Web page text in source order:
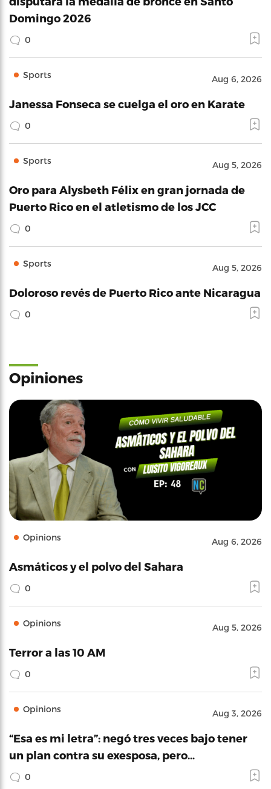
Domingo 2026
0
Sports Aug 6, 2026
Janessa Fonseca se cuelga el oro en Karate
0
Sports Aug 5, 2026
Oro para Alysbeth Félix en gran jornada de
Puerto Rico en el atletismo de los JCC
0
Sports Aug 5, 2026
Doloroso revés de Puerto Rico ante Nicaragua
0
Opiniones
Opinions Aug 6, 2026
Asmáticos y el polvo del Sahara
0
Opinions Aug 5, 2026
Terror a las 10 AM
0
Opinions Aug 3, 2026
“Esa es mi letra”: negó tres veces bajo tener
un plan contra su exesposa, pero…
0